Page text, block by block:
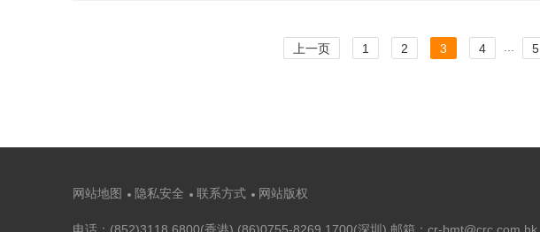
上一页 1 2 3 4 5
网站地图 隐私安全 联系方式 网站版权
电话：(852)3118 6800(香港) (86)0755-8269 1700(深圳) 邮箱：cr-bmt@crc.com.hk